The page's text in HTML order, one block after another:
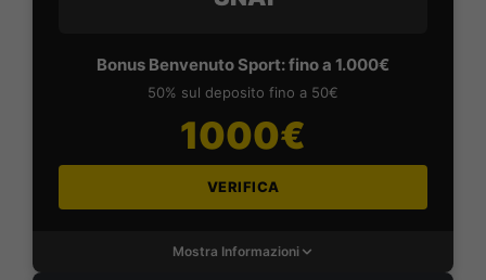
Bonus Benvenuto Sport: fino a 1.000€
50% sul deposito fino a 50€
1000€
VERIFICA
Mostra Informazioni